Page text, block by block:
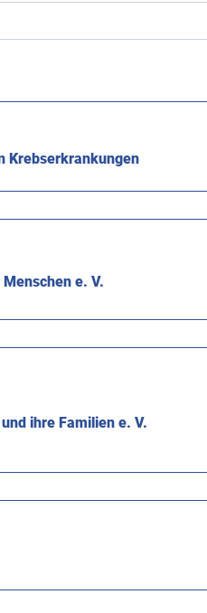
Krebserkrankungen
e. V.
ihre Familien e. V.